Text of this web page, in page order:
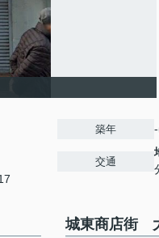
築年
交通
城東商店街